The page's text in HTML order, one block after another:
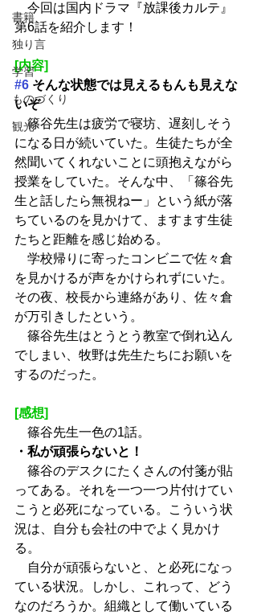
書籍
独り言
学習
ものづくり
観光
今回は国内ドラマ『放課後カルテ』
第6話を紹介します！
[内容]
#6 そんな状態では見えるもんも見えな
いぞ
篠谷先生は疲労で寝坊、遅刻しそう
になる日が続いていた。生徒たちが全
然聞いてくれないことに頭抱えながら
授業をしていた。そんな中、「篠谷先
生と話したら無視ねー」という紙が落
ちているのを見かけて、ますます生徒
たちと距離を感じ始める。
学校帰りに寄ったコンビニで佐々倉
を見かけるが声をかけられずにいた。
その夜、校長から連絡があり、佐々倉
が万引きしたという。
篠谷先生はとうとう教室で倒れ込ん
でしまい、牧野は先生たちにお願いを
するのだった。
[感想]
篠谷先生一色の1話。
・私が頑張らないと！
篠谷のデスクにたくさんの付箋が貼
ってある。それを一つ一つ片付けてい
こうと必死になっている。こういう状
況は、自分も会社の中でよく見かけ
る。
自分が頑張らないと、と必死になっ
ている状況。しかし、これって、どう
なのだろうか。組織として働いている